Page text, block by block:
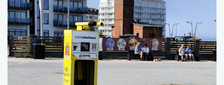
Natur
Bahnhof
Standpunkt
Shop und Fahrradservice